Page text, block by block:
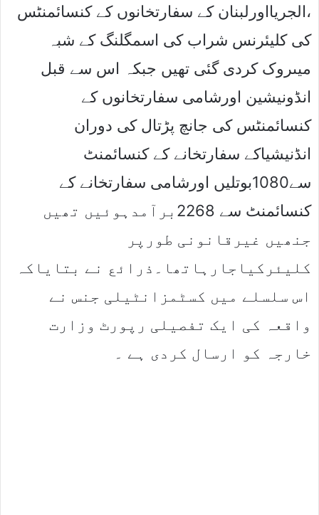
،الجریااورلبنان کے سفارتخانوں کے کنسائمنٹس
کی کلیئرنس شراب کی اسمگلنگ کے شبہ
میںروک کردی گئی تھیں جبکہ اس سے قبل
انڈونیشین اورشامی سفارتخانوں کے
کنسائمنٹس کی جانچ پڑتال کی دوران
انڈنیشیاکے سفارتخانے کے کنسائمنٹ
سے1080بوتلیں اورشامی سفارتخانے کے
کنسائمنٹ سے 2268برآمدہوئیں تھیں
جنھیں غیرقانونی طورپر
کلیئرکیاجارہاتھا۔ذرائع نے بتایاکہ
اس سلسلے میں کسٹمزانٹیلی جنس نے
واقعہ کی ایک تفصیلی رپورٹ وزارت
خارجہ کو ارسال کردی ہے ۔